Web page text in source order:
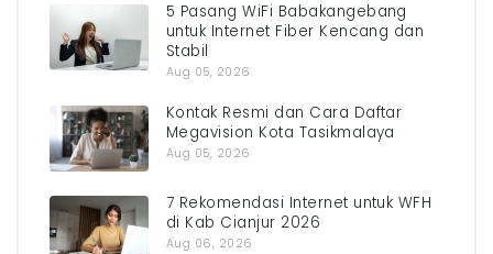
5 Pasang WiFi Babakangebang
untuk Internet Fiber Kencang dan
Stabil
Aug 05, 2026
Kontak Resmi dan Cara Daftar
Megavision Kota Tasikmalaya
Aug 05, 2026
7 Rekomendasi Internet untuk WFH
di Kab Cianjur 2026
Aug 06, 2026